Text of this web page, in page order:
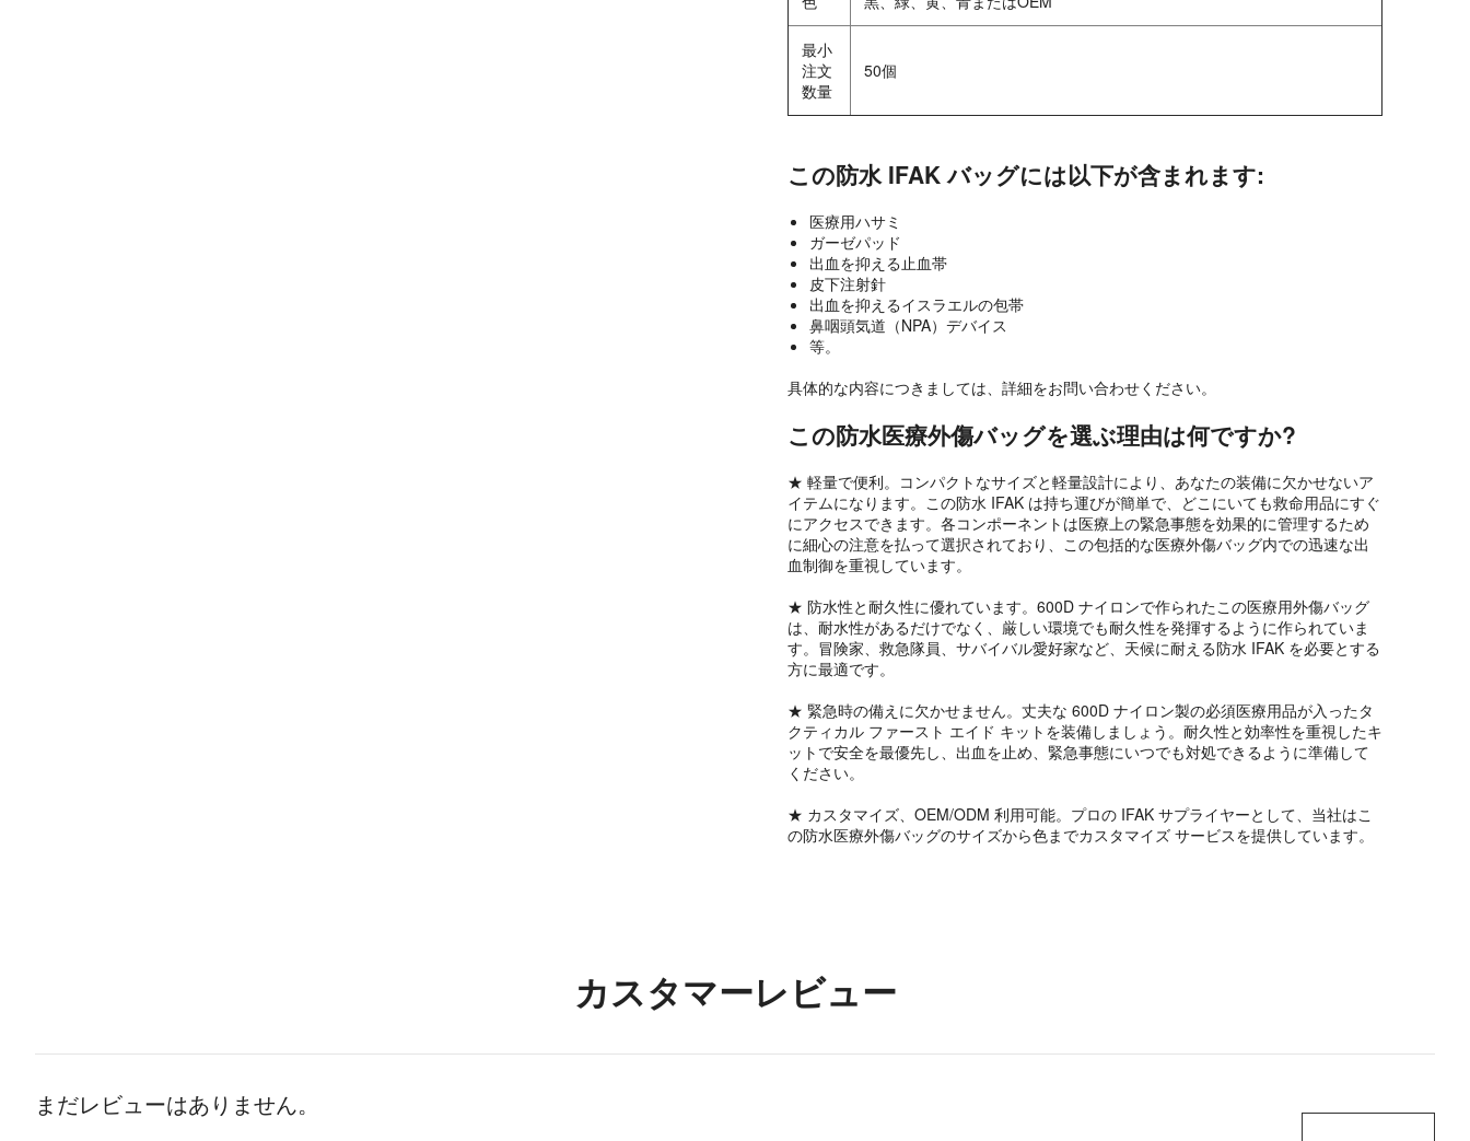
最小
注文
数量
50個
この防水 IFAK バッグには以下が含まれます:
医療用ハサミ
ガーゼパッド
出血を抑える止血帯
皮下注射針
出血を抑えるイスラエルの包帯
鼻咽頭気道（NPA）デバイス
等。
具体的な内容につきましては、詳細をお問い合わせください。
この防水医療外傷バッグを選ぶ理由は何ですか?
★ 軽量で便利。コンパクトなサイズと軽量設計により、あなたの装備に欠かせないア
イテムになります。この防水 IFAK は持ち運びが簡単で、どこにいても救命用品にすぐ
にアクセスできます。各コンポーネントは医療上の緊急事態を効果的に管理するため
に細心の注意を払って選択されており、この包括的な医療外傷バッグ内での迅速な出
血制御を重視しています。
★ 防水性と耐久性に優れています。600D ナイロンで作られたこの医療用外傷バッグ
は、耐水性があるだけでなく、厳しい環境でも耐久性を発揮するように作られていま
す。冒険家、救急隊員、サバイバル愛好家など、天候に耐える防水 IFAK を必要とする
方に最適です。
★ 緊急時の備えに欠かせません。丈夫な 600D ナイロン製の必須医療用品が入ったタ
クティカル ファースト エイド キットを装備しましょう。耐久性と効率性を重視したキ
ットで安全を最優先し、出血を止め、緊急事態にいつでも対処できるように準備して
ください。
★ カスタマイズ、OEM/ODM 利用可能。 プロの IFAK サプライヤーとして、当社はこ
の防水医療外傷バッグのサイズから色までカスタマイズ サービスを提供しています。
カスタマーレビュー
まだレビューはありません。